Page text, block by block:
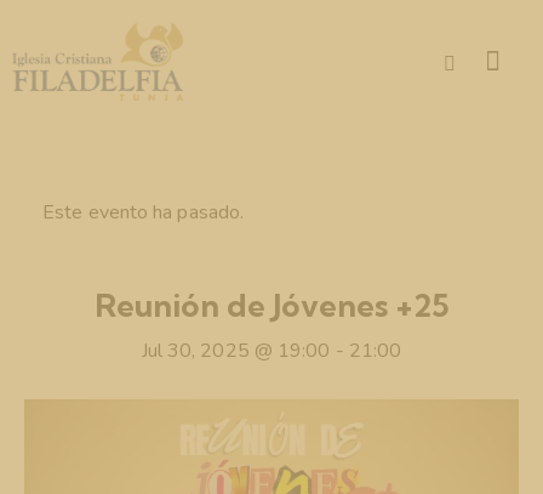
Este evento ha pasado.
Reunión de Jóvenes +25
Jul 30, 2025 @ 19:00 - 21:00